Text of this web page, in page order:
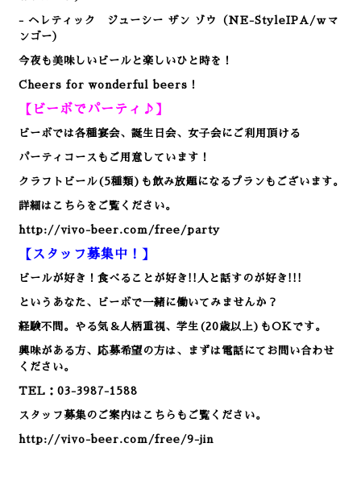
- ヘレティック ジューシー ザン ゾウ
（NE-StyleIPA/ｗマ
ンゴー）
今夜も美味しいビールと楽しいひと時を！
Cheers for wonderful beers！
【ビーボでパーティ♪】
ビーボでは各種宴会、誕生日会、女子会にご利用頂ける
パーティコースもご用意しています！
クラフトビール(5種類)も飲み放題になるプランもございます。
詳細はこちらをご覧ください。
http://vivo-beer.com/free/party
【スタッフ募集中！】
ビールが好き！食べることが好き!!人と話すのが好き!!!
というあなた、ビーボで一緒に働いてみませんか？
経験不問。やる気＆人柄重視、学生(20歳以上)もOKです。
興味がある方、応募希望の方は、まずは電話にてお問い合わせ
ください。
TEL：03-3987-1588
スタッフ募集のご案内はこちらもご覧ください。
http://vivo-beer.com/free/9-jin